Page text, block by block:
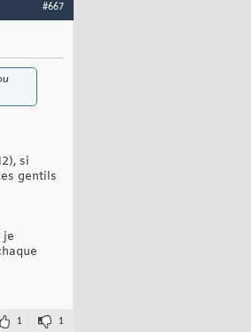
#667
si
gentils
je
1 1